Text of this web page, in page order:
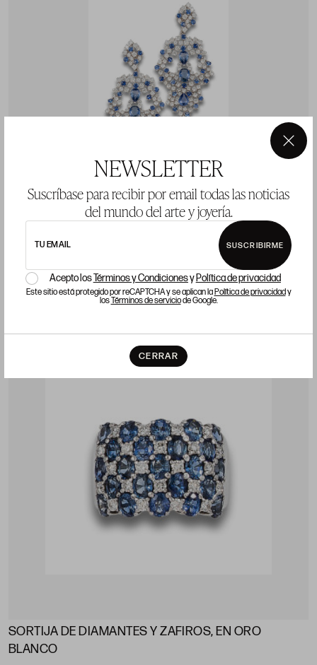
NEWSLETTER
Suscríbase para recibir por email todas las noticias
del mundo del arte y joyería.
TU EMAIL SUSCRIBIRME
Acepto losTérminos y Condicionesy Política de privacidad
Este sitio está protegido por reCAPTCHA y se aplican laPolítica de privacidady
losTérminos de serviciode Google.
CERRAR
×
PENDIENTES CASCADA DE DIAMANTES Y ZAFIROS,
EN ORO BLANCO
SORTIJA DE DIAMANTES Y ZAFIROS, EN ORO
BLANCO